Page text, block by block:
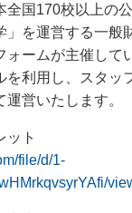
全国170校以上の
」を運営する一般
ームが主催して
利用し、スタッ
営いたします。
ット
file/d/1-